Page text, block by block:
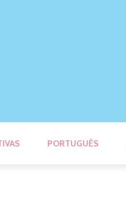
PORTUGUÊS